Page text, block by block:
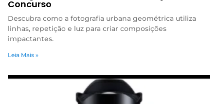
Concurso
Descubra como a fotografia urbana geométrica utiliza
linhas, repetição e luz para criar composições
impactantes.
Leia Mais »